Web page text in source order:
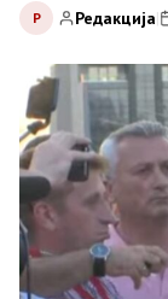
Р Редакција|